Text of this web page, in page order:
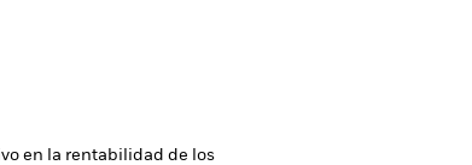
en la rentabilidad de los